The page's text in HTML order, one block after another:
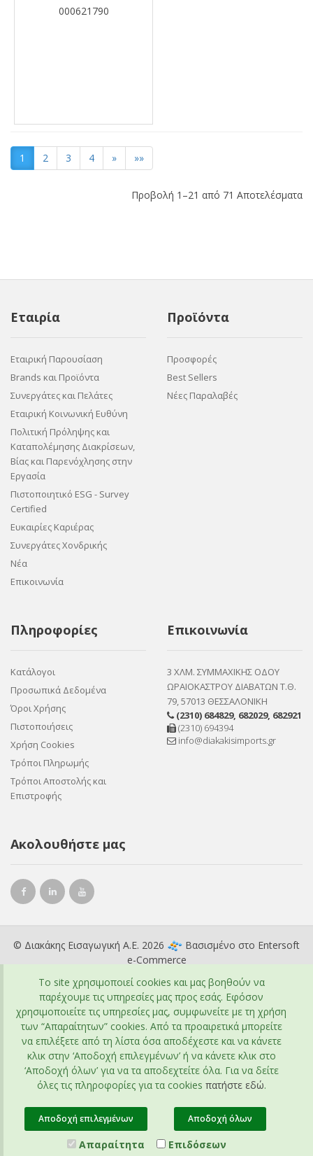
000621790
1 2 3 4 » »»
Προβολή 1–21 από 71 Αποτελέσματα
Εταιρία
Εταιρική Παρουσίαση
Brands και Προϊόντα
Συνεργάτες και Πελάτες
Εταιρική Κοινωνική Ευθύνη
Πολιτική Πρόληψης και
Καταπολέμησης Διακρίσεων,
Βίας και Παρενόχλησης στην
Εργασία
Πιστοποιητικό ESG - Survey
Certified
Ευκαιρίες Καριέρας
Συνεργάτες Χονδρικής
Νέα
Επικοινωνία
Προϊόντα
Προσφορές
Best Sellers
Νέες Παραλαβές
Πληροφορίες
Κατάλογοι
Προσωπικά Δεδομένα
Όροι Χρήσης
Πιστοποιήσεις
Χρήση Cookies
Τρόποι Πληρωμής
Τρόποι Αποστολής και
Επιστροφής
Επικοινωνία
3 ΧΛΜ. ΣΥΜΜΑΧΙΚΗΣ ΟΔΟΥ
ΩΡΑΙΟΚΑΣΤΡΟΥ ΔΙΑΒΑΤΩΝ Τ.Θ.
79, 57013 ΘΕΣΣΑΛΟΝΙΚΗ
(2310) 684829, 682029, 682921
(2310) 694394
info@diakakisimports.gr
Ακολουθήστε μας
© Διακάκης Εισαγωγική Α.Ε. 2026 Βασισμένο στο Entersoft
e-Commerce
To site χρησιμοποιεί cookies και μας βοηθούν να
παρέχουμε τις υπηρεσίες μας προς εσάς. Εφόσον
χρησιμοποιείτε τις υπηρεσίες μας, συμφωνείτε με τη χρήση
των “Απαραίτητων” cookies. Από τα προαιρετικά μπορείτε
να επιλέξετε από τη λίστα όσα αποδέχεστε και να κάνετε
κλικ στην ‘Αποδοχή επιλεγμένων’ ή να κάνετε κλικ στο
‘Αποδοχή όλων’ για να τα αποδεχτείτε όλα. Για να δείτε
όλες τις πληροφορίες για τα cookies πατήστε εδώ.
Αποδοχή επιλεγμένων Αποδοχή όλων
Απαραίτητα Επιδόσεων